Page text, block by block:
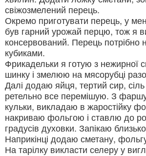
свіжозмелений перець.
Окремо приготувати перець, у
був гарний урожай перцю, тож я
консервований. Перець потрібно
кубиками.
Фрикадельки я готую з нежирної
шинку і змелюю на мясорубці
Далі додаю яйця, тертий сир, сіль
ретельно все перемішую. З
кульки, викладаю в жаростійку
накриваю фольгою і ставлю до
градусів духовки. Запікаю
Наприкінці додаю сметану,
На тарілку викласти селеру у